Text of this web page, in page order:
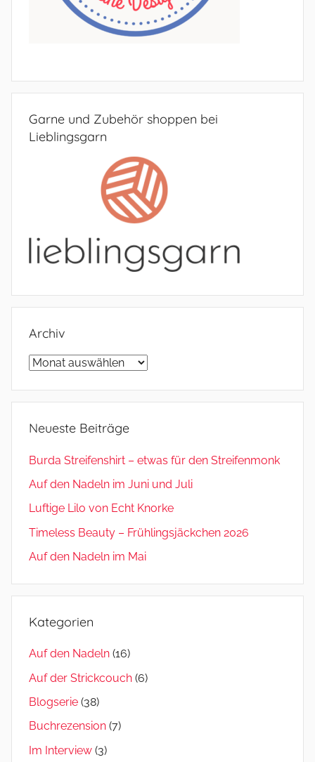
Garne und Zubehör shoppen bei
Lieblingsgarn
Archiv
Archiv
Neueste Beiträge
Burda Streifenshirt – etwas für den Streifenmonk
Auf den Nadeln im Juni und Juli
Luftige Lilo von Echt Knorke
Timeless Beauty – Frühlingsjäckchen 2026
Auf den Nadeln im Mai
Kategorien
Auf den Nadeln (16)
Auf der Strickcouch (6)
Blogserie (38)
Buchrezension (7)
Im Interview (3)